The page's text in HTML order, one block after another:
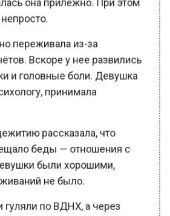
Вскоре у нее развились
и головные боли. Девушка
принимала
рассказала, что
беды — отношения с
были хорошими,
не было.
гуляли по ВДНХ, а через